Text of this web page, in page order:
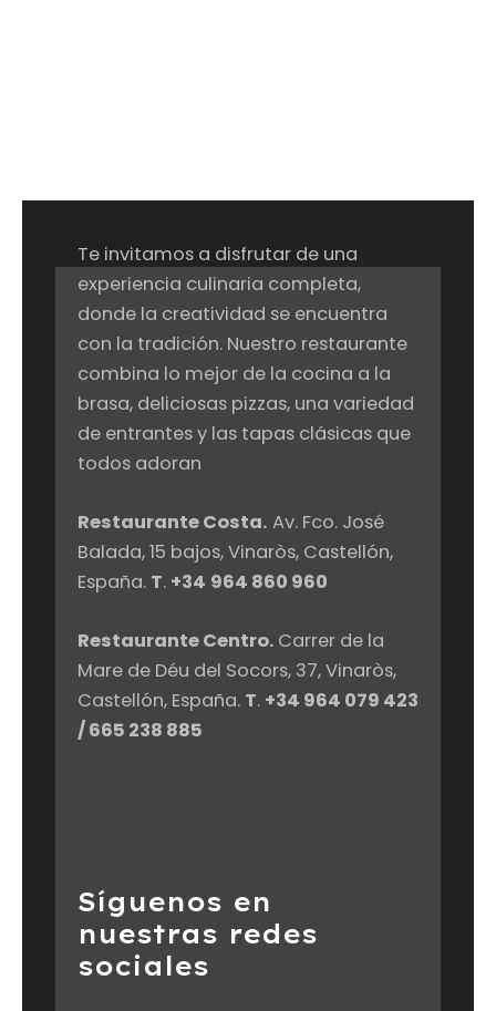
Te invitamos a disfrutar de una
experiencia culinaria completa,
donde la creatividad se encuentra
con la tradición. Nuestro restaurante
combina lo mejor de la cocina a la
brasa, deliciosas pizzas, una variedad
de entrantes y las tapas clásicas que
todos adoran
Restaurante Costa. Av. Fco. José
Balada, 15 bajos, Vinaròs, Castellón,
España. T. +34 964 860 960‬
Restaurante Centro. Carrer de la
Mare de Déu del Socors, 37, Vinaròs,
Castellón, España. T. +34 964 079 423‬
/ 665 238 885
Síguenos en
nuestras redes
sociales